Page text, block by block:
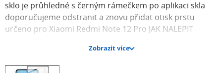
sklo je průhledné s černým rámečkem po aplikaci skla
doporučujeme odstranit a znovu přidat otisk prstu
určeno pro Xiaomi Redmi Note 12 Pro JAK NALEPIT
doporučujeme zkontrolovat správnost skla přiložením
skla k chytrému telefonu. 1. Důkladně vyčistěte displej
Zobrazit více